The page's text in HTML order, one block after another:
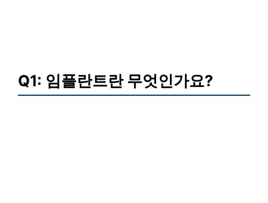
Q1: 임플란트란 무엇인가요?